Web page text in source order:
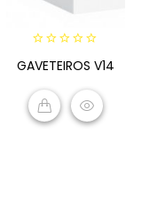
out
5
GAVETEIROS V14